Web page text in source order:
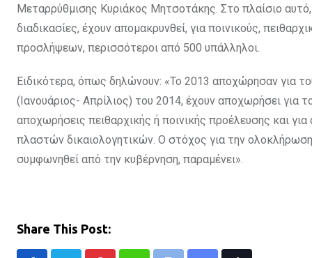
Μεταρρύθμισης Κυριάκος Μητσοτάκης. Στο πλαίσιο
διαδικασίες, έχουν απομακρυνθεί, για ποινικούς,
προσλήψεων, περισσότεροι από 500 υπάλληλοι.
Ειδικότερα, όπως δηλώνουν: «Το 2013 αποχώρησαν για
(Ιανουάριος- Απρίλιος) του 2014, έχουν αποχωρήσει για
αποχωρήσεις πειθαρχικής ή ποινικής προέλευσης και
πλαστών δικαιολογητικών. Ο στόχος για την
συμφωνηθεί από την κυβέρνηση, παραμένει».
Share This Post: